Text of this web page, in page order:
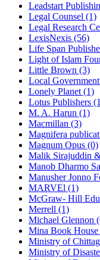
Leadstart
Legal Counsel (1)
Legal Research
LexisNexis (56)
Life Span
Light of Islam
Little Brown (3)
Local
Lonely Planet (1)
Lotus Publishers
M. A. Harun (1)
Macmillan (3)
Magnifera
Magnum Opus (0)
Malik Sirajuddin
Manob Dharmo
Manusher Jonno
MARVEl (1)
McGraw- Hill
Merrell (1)
Michael Glennon
Mina Book House
Ministry of
Ministry of